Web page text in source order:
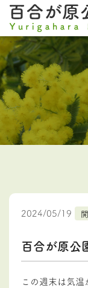
2024/05/19
百合が原公
この週末は気